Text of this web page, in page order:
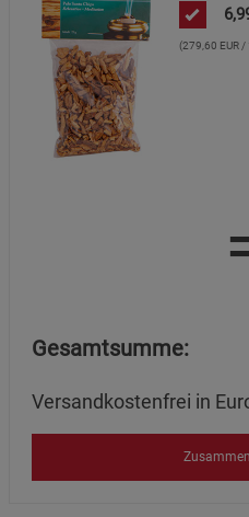
(279,60 EUR /
Gesamtsumme:
Versandkostenfrei in
Cookie-
Statistik Cookies (2)
Beschreibung Statistik Cookies
Marketing Cookies
Beschreibung Marketing Cookies